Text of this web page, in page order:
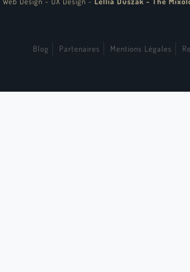
Blog Partenaires Mentions Légales